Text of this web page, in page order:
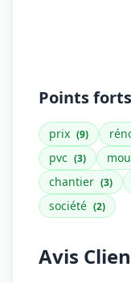
Points
prix (9)
pvc (3)
chantier (3)
société (2)
Avis